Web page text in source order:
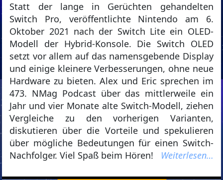
Statt der lange in Gerüchten gehandelten
Switch Pro, veröffentlichte Nintendo am 6.
Oktober 2021 nach der Switch Lite ein OLED-
Modell der Hybrid-Konsole. Die Switch OLED
setzt vor allem auf das namensgebende Display
und einige kleinere Verbesserungen, ohne neue
Hardware zu bieten. Alex und Eric sprechen im
473. NMag Podcast über das mittlerweile ein
Jahr und vier Monate alte Switch-Modell, ziehen
Vergleiche zu den vorherigen Varianten,
diskutieren über die Vorteile und spekulieren
über mögliche Bedeutungen für einen Switch-
Nachfolger. Viel Spaß beim Hören!
Weiterlesen…